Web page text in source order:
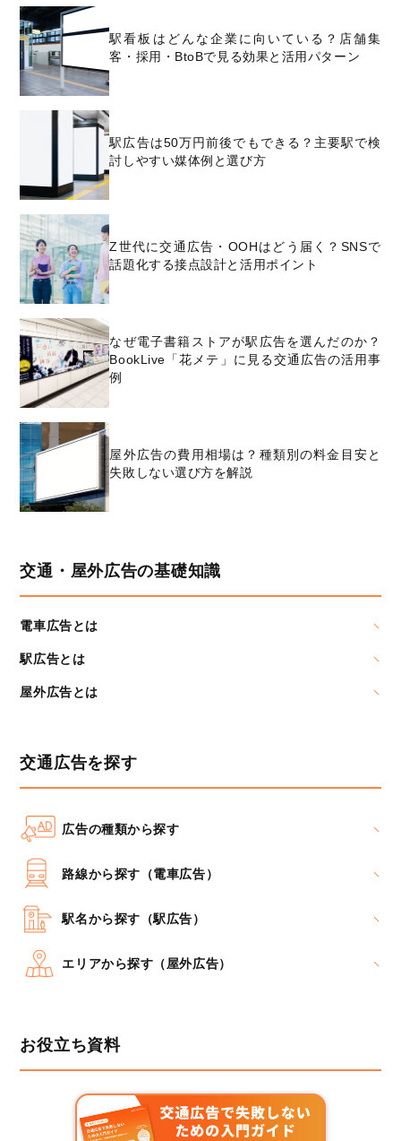
駅看板はどんな企業に向いている？店舗集
客・採用・BtoBで見る効果と活用パターン
駅広告は50万円前後でもできる？主要駅で検
討しやすい媒体例と選び方
Z世代に交通広告・OOHはどう届く？SNSで
話題化する接点設計と活用ポイント
なぜ電子書籍ストアが駅広告を選んだのか？
BookLive「花メテ」に見る交通広告の活用事
例
屋外広告の費用相場は？種類別の料金目安と
失敗しない選び方を解説
交通・屋外広告の基礎知識
電車広告とは
駅広告とは
屋外広告とは
交通広告を探す
広告の種類から探す
路線から探す（電車広告）
駅名から探す（駅広告）
エリアから探す（屋外広告）
お役立ち資料